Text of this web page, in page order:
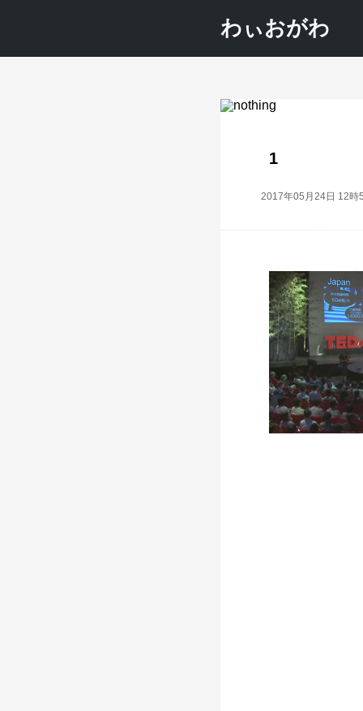
わぃおがわ
1
2017年05月24日 12時